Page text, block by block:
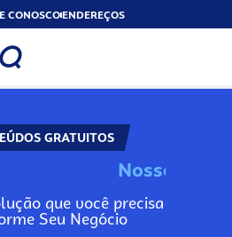
CONOSCOENDEREÇOS
GRATUITOS
Nosso
que você precisa
Seu Negócio